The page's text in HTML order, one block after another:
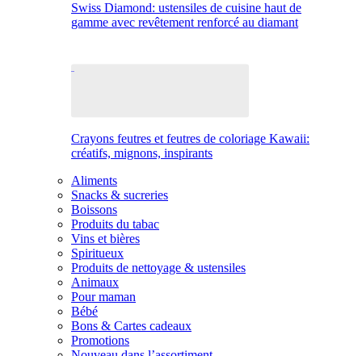
Swiss Diamond: ustensiles de cuisine haut de
gamme avec revêtement renforcé au diamant
Crayons feutres et feutres de coloriage Kawaii:
créatifs, mignons, inspirants
Aliments
Snacks & sucreries
Boissons
Produits du tabac
Vins et bières
Spiritueux
Produits de nettoyage & ustensiles
Animaux
Pour maman
Bébé
Bons & Cartes cadeaux
Promotions